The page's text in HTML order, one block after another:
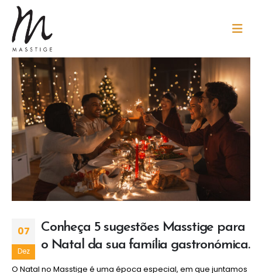
07
Dez
Conheça 5 sugestões Masstige para
o Natal da sua família gastronómica.
O Natal no Masstige é uma época especial, em que juntamos